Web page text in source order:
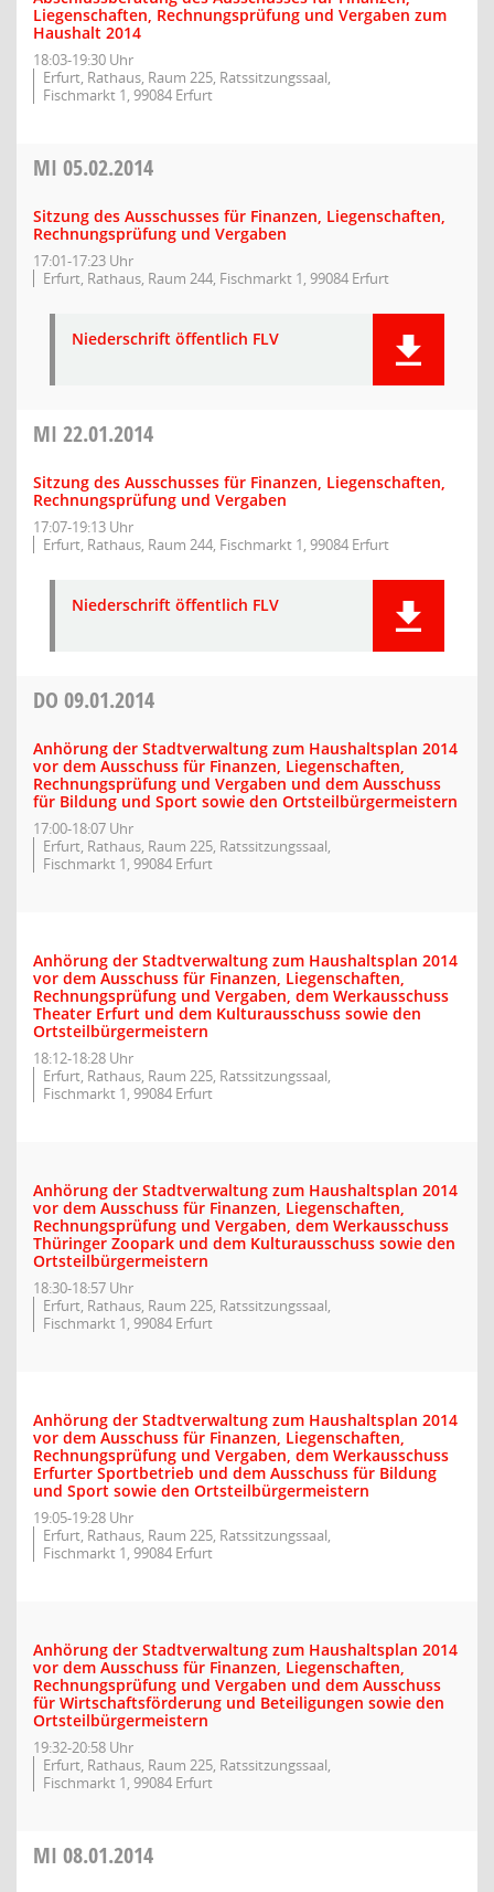
Liegenschaften, Rechnungsprüfung und Vergaben zum
Haushalt 2014
18:03-19:30 Uhr
Erfurt, Rathaus, Raum 225, Ratssitzungssaal,
Fischmarkt 1, 99084 Erfurt
MI 05.02.2014
Sitzung des Ausschusses für Finanzen, Liegenschaften,
Rechnungsprüfung und Vergaben
17:01-17:23 Uhr
Erfurt, Rathaus, Raum 244, Fischmarkt 1, 99084 Erfurt
Niederschrift öffentlich FLV
MI 22.01.2014
Sitzung des Ausschusses für Finanzen, Liegenschaften,
Rechnungsprüfung und Vergaben
17:07-19:13 Uhr
Erfurt, Rathaus, Raum 244, Fischmarkt 1, 99084 Erfurt
Niederschrift öffentlich FLV
DO 09.01.2014
Anhörung der Stadtverwaltung zum Haushaltsplan 2014
vor dem Ausschuss für Finanzen, Liegenschaften,
Rechnungsprüfung und Vergaben und dem Ausschuss
für Bildung und Sport sowie den Ortsteilbürgermeistern
17:00-18:07 Uhr
Erfurt, Rathaus, Raum 225, Ratssitzungssaal,
Fischmarkt 1, 99084 Erfurt
Anhörung der Stadtverwaltung zum Haushaltsplan 2014
vor dem Ausschuss für Finanzen, Liegenschaften,
Rechnungsprüfung und Vergaben, dem Werkausschuss
Theater Erfurt und dem Kulturausschuss sowie den
Ortsteilbürgermeistern
18:12-18:28 Uhr
Erfurt, Rathaus, Raum 225, Ratssitzungssaal,
Fischmarkt 1, 99084 Erfurt
Anhörung der Stadtverwaltung zum Haushaltsplan 2014
vor dem Ausschuss für Finanzen, Liegenschaften,
Rechnungsprüfung und Vergaben, dem Werkausschuss
Thüringer Zoopark und dem Kulturausschuss sowie den
Ortsteilbürgermeistern
18:30-18:57 Uhr
Erfurt, Rathaus, Raum 225, Ratssitzungssaal,
Fischmarkt 1, 99084 Erfurt
Anhörung der Stadtverwaltung zum Haushaltsplan 2014
vor dem Ausschuss für Finanzen, Liegenschaften,
Rechnungsprüfung und Vergaben, dem Werkausschuss
Erfurter Sportbetrieb und dem Ausschuss für Bildung
und Sport sowie den Ortsteilbürgermeistern
19:05-19:28 Uhr
Erfurt, Rathaus, Raum 225, Ratssitzungssaal,
Fischmarkt 1, 99084 Erfurt
Anhörung der Stadtverwaltung zum Haushaltsplan 2014
vor dem Ausschuss für Finanzen, Liegenschaften,
Rechnungsprüfung und Vergaben und dem Ausschuss
für Wirtschaftsförderung und Beteiligungen sowie den
Ortsteilbürgermeistern
19:32-20:58 Uhr
Erfurt, Rathaus, Raum 225, Ratssitzungssaal,
Fischmarkt 1, 99084 Erfurt
MI 08.01.2014